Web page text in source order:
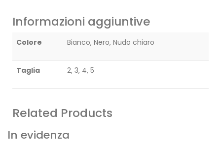
Informazioni aggiuntive
Colore Bianco, Nero, Nudo chiaro
Taglia 2, 3, 4, 5
Related Products
In evidenza